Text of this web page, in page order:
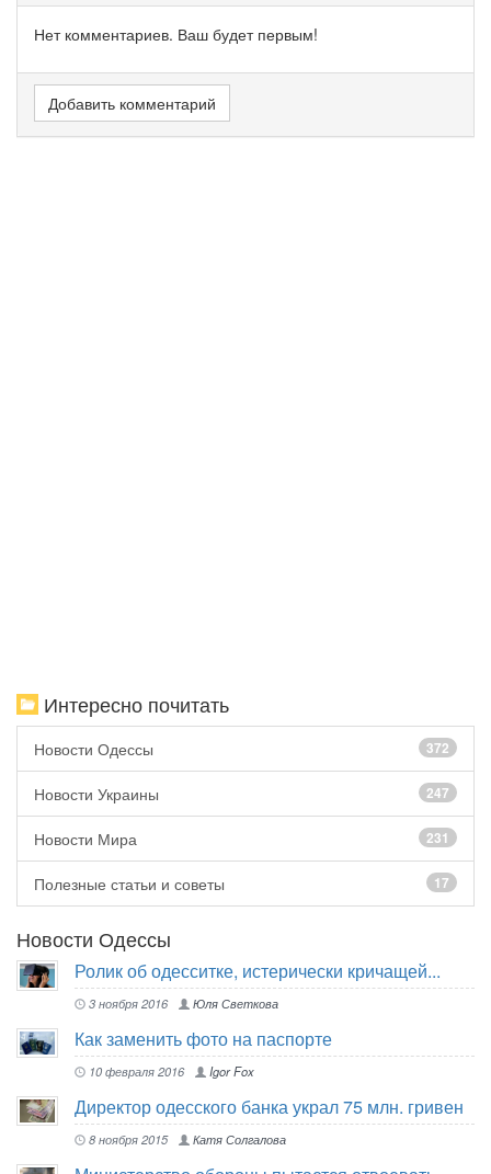
Нет комментариев. Ваш будет первым!
Добавить комментарий
Интересно почитать
Новости Одессы 372
Новости Украины 247
Новости Мира 231
Полезные статьи и советы 17
Новости Одессы
Ролик об одесситке, истерически кричащей...
3 ноября 2016 Юля Светкова
Как заменить фото на паспорте
10 февраля 2016 Igor Fox
Директор одесского банка украл 75 млн. гривен
8 ноября 2015 Катя Солгалова